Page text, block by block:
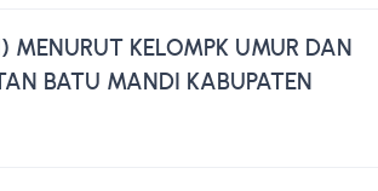
KELOMPK UMUR DAN
BATU MANDI KABUPATEN